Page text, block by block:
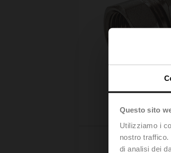
Questo sito
Utilizziamo i
nostro
di analisi dei